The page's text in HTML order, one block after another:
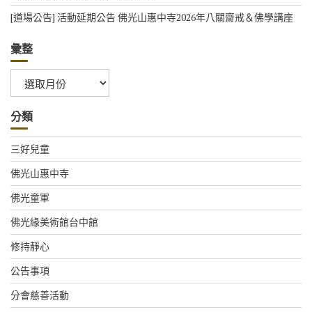
[道場公告] 活動延期公告 佛光山惠中寺2026年八關齋戒＆佛學講座
彙整
整
分類
三好兒童
佛光山惠中寺
佛光童軍
佛光緣美術館台中館
修持靜心
公告事項
分會慈善活動